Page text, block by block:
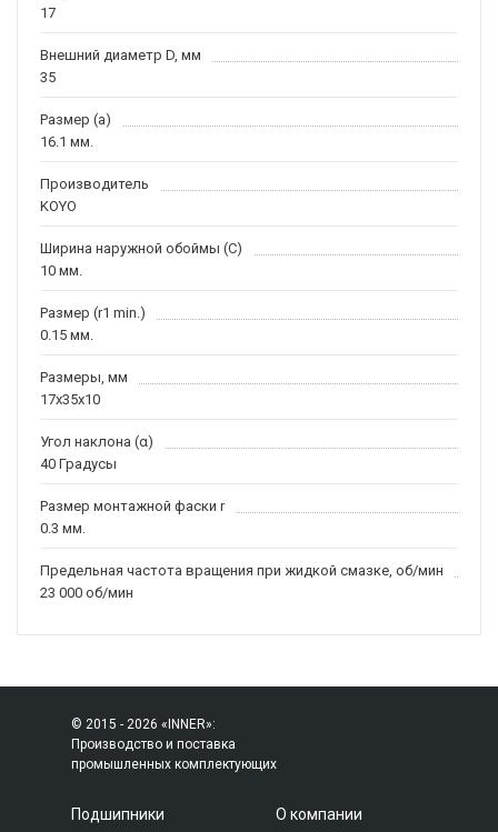
17
Внешний диаметр D, мм
35
Размер (a)
16.1 мм.
Производитель
KOYO
Ширина наружной обоймы (C)
10 мм.
Размер (r1 min.)
0.15 мм.
Размеры, мм
17x35x10
Угол наклона (α)
40 Градусы
Размер монтажной фаски r
0.3 мм.
Предельная частота вращения при жидкой смазке, об/мин
23 000 об/мин
© 2015 - 2026 «INNER»:
Производство и поставка
промышленных комплектующих
Подшипники
О компании